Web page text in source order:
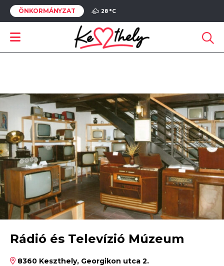
ÖNKORMÁNYZAT 28 °C
Rádió és Televízió Múzeum
8360 Keszthely, Georgikon utca 2.